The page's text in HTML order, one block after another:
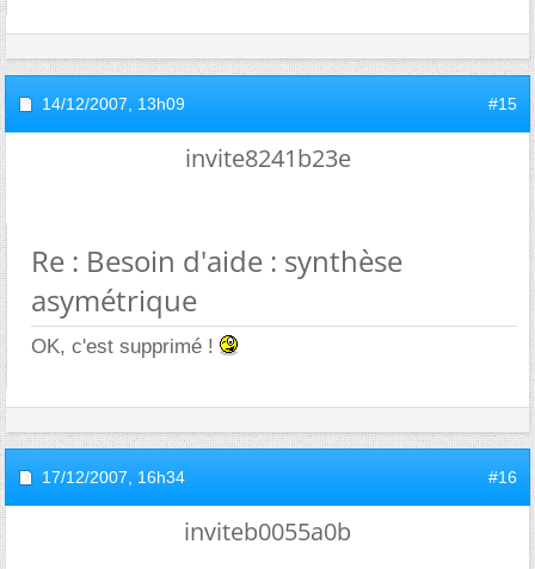
14/12/2007, 13h09 #15
invite8241b23e
Re : Besoin d'aide : synthèse
asymétrique
OK, c'est supprimé !
17/12/2007, 16h34 #16
inviteb0055a0b